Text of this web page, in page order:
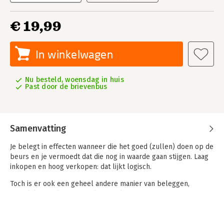
€ 19,99
In winkelwagen
Nu besteld, woensdag in huis
Past door de brievenbus
Samenvatting
Je belegt in effecten wanneer die het goed (zullen) doen op de
beurs en je vermoedt dat die nog in waarde gaan stijgen. Laag
inkopen en hoog verkopen: dat lijkt logisch.
Toch is er ook een geheel andere manier van beleggen,